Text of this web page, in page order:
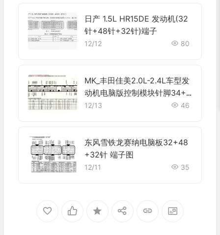
日产 1.5L HR15DE 发动机(32
针+48针+32针)端子
12/12 80
MK_丰田佳美2.0L-2.4L车型发
动机电脑版控制模块针脚34+3
5+32+33+35+31针 端子图
12/13 46
东风雪铁龙赛纳电脑板32+48
+32针 端子图
12/11 35